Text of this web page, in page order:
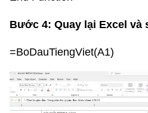
Bước 4: Quay lại Excel và
=BoDauTiengViet(A1)